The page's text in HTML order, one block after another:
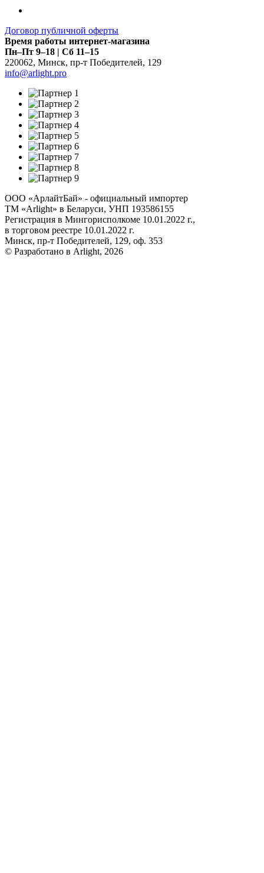
Договор публичной оферты
Время работы интернет-магазина
Пн–Пт 9–18 | Сб 11–15
220062, Минск, пр-т Победителей, 129
info@arlight.pro
ООО «АрлайтБай» - официальный импортер
ТМ «Arlight» в Беларуси, УНП 193586155
Регистрация в Мингорисполкоме 10.01.2022 г.,
в торговом реестре 10.01.2022 г.
Минск, пр-т Победителей, 129, оф. 353
© Разработано в Arlight, 2026